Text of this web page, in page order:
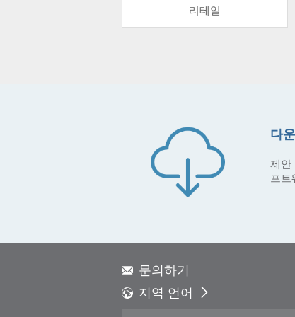
리테일
다
제안
프트
문의하기
지역 언어